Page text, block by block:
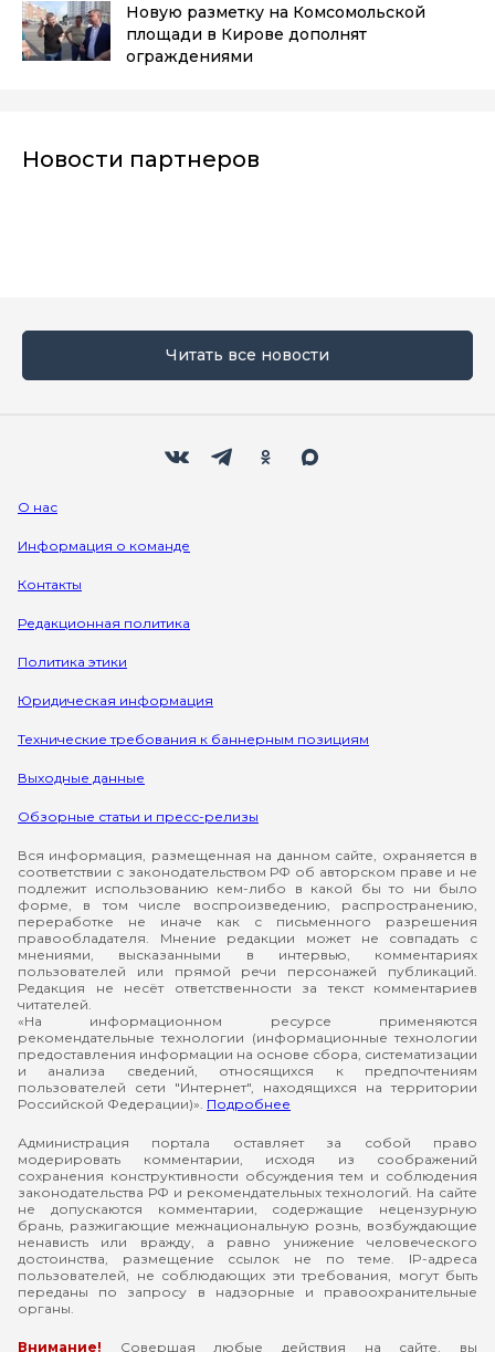
Новую разметку на Комсомольской
площади в Кирове дополнят
ограждениями
Новости партнеров
Читать все новости
О нас
Информация о команде
Контакты
Редакционная политика
Политика этики
Юридическая информация
Технические требования к баннерным позициям
Выходные данные
Обзорные статьи и пресс-релизы
Вся информация, размещенная на данном сайте, охраняется в
соответствии с законодательством РФ об авторском праве и не
подлежит использованию кем-либо в какой бы то ни было
форме, в том числе воспроизведению, распространению,
переработке не иначе как с письменного разрешения
правообладателя. Мнение редакции может не совпадать с
мнениями, высказанными в интервью, комментариях
пользователей или прямой речи персонажей публикаций.
Редакция не несёт ответственности за текст комментариев
читателей.
«На информационном ресурсе применяются
рекомендательные технологии (информационные технологии
предоставления информации на основе сбора, систематизации
и анализа сведений, относящихся к предпочтениям
пользователей сети "Интернет", находящихся на территории
Российской Федерации)». Подробнее
Администрация портала оставляет за собой право
модерировать комментарии, исходя из соображений
сохранения конструктивности обсуждения тем и соблюдения
законодательства РФ и рекомендательных технологий. На сайте
не допускаются комментарии, содержащие нецензурную
брань, разжигающие межнациональную рознь, возбуждающие
ненависть или вражду, а равно унижение человеческого
достоинства, размещение ссылок не по теме. IP-адреса
пользователей, не соблюдающих эти требования, могут быть
переданы по запросу в надзорные и правоохранительные
органы.
Внимание! Совершая любые действия на сайте, вы